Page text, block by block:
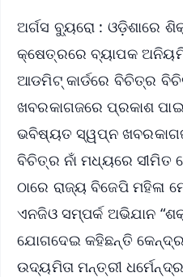
ଅର୍ଗସ ବ୍ୟୁରୋ : ଓଡ଼ିଶାରେ
କ୍ଷେତ୍ରରେ ବ୍ୟାପକ
ଆଡମିଟ୍ କାର୍ଡରେ ବିଚିତ୍ର
ଖବରକାଗଜରେ ପ୍ରକାଶ
ଭବିଷ୍ୟତ ସ୍ୱପ୍ନ
ବିଚିତ୍ର ନାଁ ମଧ୍ୟରେ ସୀମିତ
ଠାରେ ରାଜ୍ୟ ବିଜେପି ମହିଳା
ଏନଜିଓ ସମ୍ପର୍କ ଅଭିଯାନ
ଯୋଗଦେଇ କହିଛନ୍ତି କେନ୍ଦ୍ର
ଉଦ୍ୟମିତା ମନ୍ତ୍ରୀ